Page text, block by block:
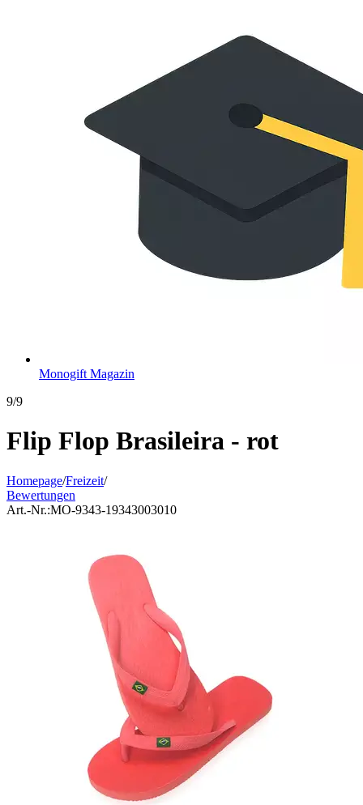
Monogift Magazin
9/9
Flip Flop Brasileira - rot
Homepage/Freizeit/
Bewertungen
Art.-Nr.:MO-9343-19343003010